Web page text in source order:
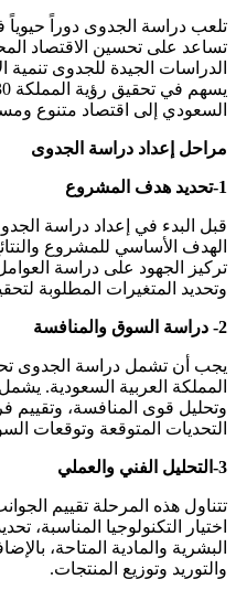
تلعب دراسة الجدوى دوراً حيوياً
تساعد على تحسين الاقتصاد
الدراسات الجيدة للجدوى تنمية
السعودي إلى اقتصاد متنوع
مراحل إعداد دراسة الجدوى
قبل البدء في إعداد دراسة
الهدف الأساسي للمشروع
تركيز الجهود على دراسة
وتحديد المتغيرات المطلوبة
يجب أن تشمل دراسة الجدوى
المملكة العربية السعودية.
وتحليل قوى المنافسة، وتقييم
التحديات المتوقعة وتوقعات
تتناول هذه المرحلة تقييم
اختيار التكنولوجيا المناسبة،
البشرية والمادية المتاحة،
والتوريد وتوزيع المنتجات.